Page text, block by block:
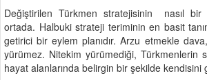
Değiştirilen Türkmen stratejisinin nasıl bir
ortada. Halbuki strateji teriminin en basit
getirici bir eylem planıdır. Arzu etmekle
yürümez. Nitekim yürümediği, Türkmenlerin
hayat alanlarında belirgin bir şekilde kendisini